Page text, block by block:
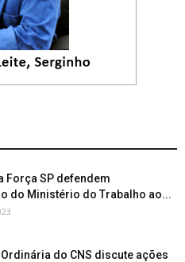
Força SP defendem
do Ministério do Trabalho ao...
Ordinária do CNS discute ações